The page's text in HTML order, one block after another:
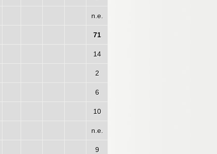
n.e.
71
14
2
6
10
n.e.
9